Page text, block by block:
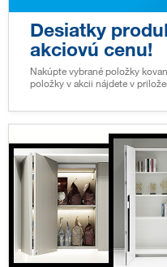
Desiatky
akciovú cenu!
Nakúpte vybrané položky
položky v akcii nájdete v